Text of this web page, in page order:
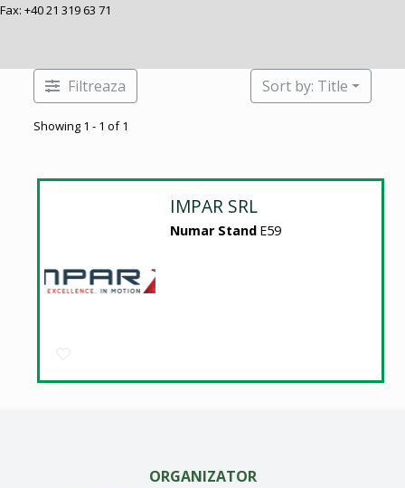
Fax: +40 21 319 63 71
Filtreaza
Showing 1 - 1 of 1
Sort by: Title
IMPAR SRL
Numar Stand E59
ORGANIZATOR